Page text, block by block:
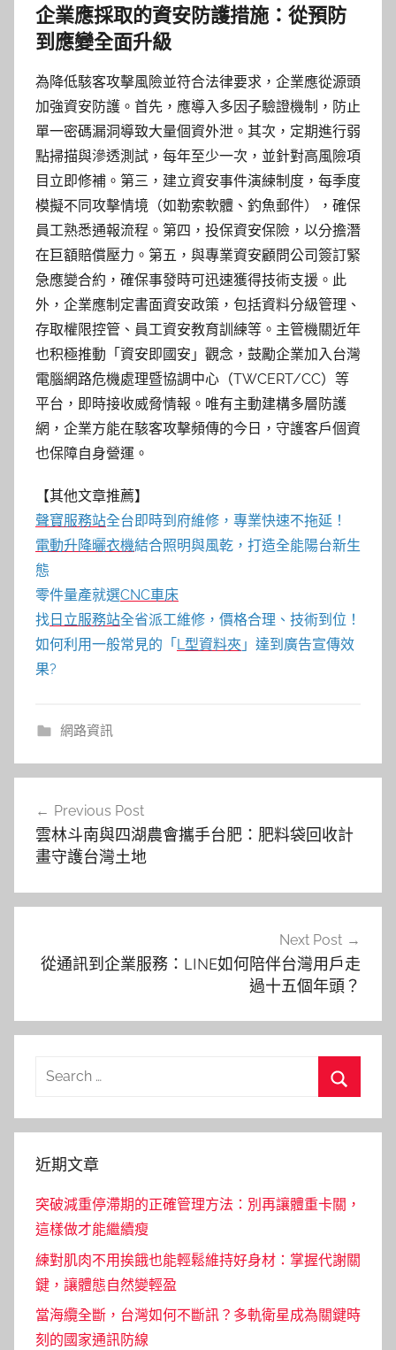
企業應採取的資安防護措施：從預防
到應變全面升級
為降低駭客攻擊風險並符合法律要求，企業應從源頭
加強資安防護。首先，應導入多因子驗證機制，防止
單一密碼漏洞導致大量個資外泄。其次，定期進行弱
點掃描與滲透測試，每年至少一次，並針對高風險項
目立即修補。第三，建立資安事件演練制度，每季度
模擬不同攻擊情境（如勒索軟體、釣魚郵件），確保
員工熟悉通報流程。第四，投保資安保險，以分擔潛
在巨額賠償壓力。第五，與專業資安顧問公司簽訂緊
急應變合約，確保事發時可迅速獲得技術支援。此
外，企業應制定書面資安政策，包括資料分級管理、
存取權限控管、員工資安教育訓練等。主管機關近年
也积極推動「資安即國安」觀念，鼓勵企業加入台灣
電腦網路危機處理暨協調中心（TWCERT/CC）等
平台，即時接收威脅情報。唯有主動建構多層防護
網，企業方能在駭客攻擊頻傳的今日，守護客戶個資
也保障自身營運。
【其他文章推薦】
聲寶服務站全台即時到府維修，專業快速不拖延！
電動升降曬衣機結合照明與風乾，打造全能陽台新生
態
零件量產就選CNC車床
找 日立服務站全省派工維修，價格合理、技術到位！
如何利用一般常見的「 L型資料夾 」達到廣告宣傳效
果?
網路資訊
覽
Previous Post
雲林斗南與四湖農會攜手台肥：肥料袋回收計
畫守護台灣土地
Next Post
從通訊到企業服務：LINE如何陪伴台灣用戶走
過十五個年頭？
Search
近期文章
突破減重停滯期的正確管理方法：別再讓體重卡關，
這樣做才能繼續瘦
練對肌肉不用挨餓也能輕鬆維持好身材：掌握代謝關
鍵，讓體態自然變輕盈
當海纜全斷，台灣如何不斷訊？多軌衛星成為關鍵時
刻的國家通訊防線